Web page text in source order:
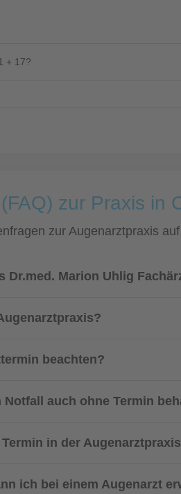
+ 17?
zur Praxis in
zur Augenarztpraxis
Dr.med. Marion Uhlig
beachten?
auch ohne Termin
in der
ich bei einem Augenarzt